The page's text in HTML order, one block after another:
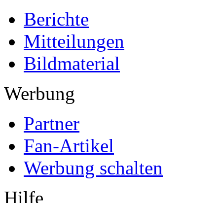
Berichte
Mitteilungen
Bildmaterial
Werbung
Partner
Fan-Artikel
Werbung schalten
Hilfe